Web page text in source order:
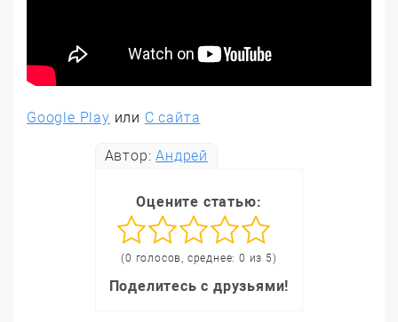
Google Play или С сайта
Автор:Андрей
Оцените статью:
(0 голосов, среднее: 0 из 5)
Поделитесь с друзьями!